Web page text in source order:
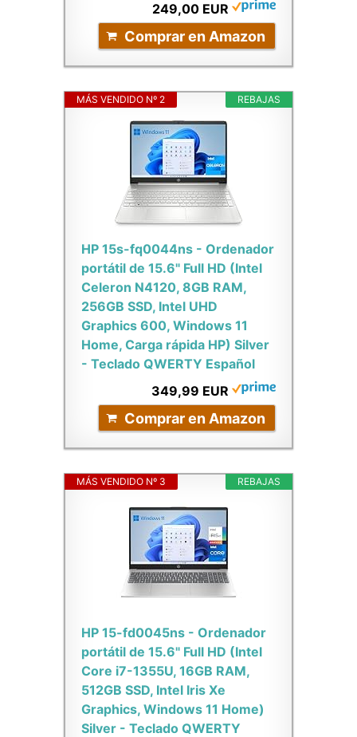
249,00 EUR
Comprar en Amazon
REBAJAS
MÁS VENDIDO Nº 2
HP 15s-fq0044ns - Ordenador
portátil de 15.6" Full HD (Intel
Celeron N4120, 8GB RAM,
256GB SSD, Intel UHD
Graphics 600, Windows 11
Home, Carga rápida HP) Silver
- Teclado QWERTY Español
349,99 EUR
Comprar en Amazon
REBAJAS
MÁS VENDIDO Nº 3
HP 15-fd0045ns - Ordenador
portátil de 15.6" Full HD (Intel
Core i7-1355U, 16GB RAM,
512GB SSD, Intel Iris Xe
Graphics, Windows 11 Home)
Silver - Teclado QWERTY